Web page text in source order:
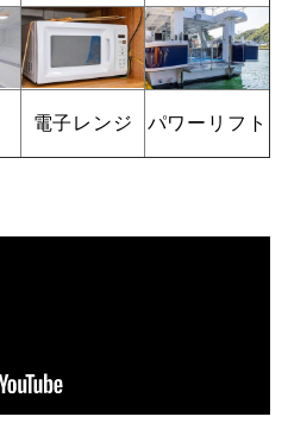
電子レンジ パワーリフト